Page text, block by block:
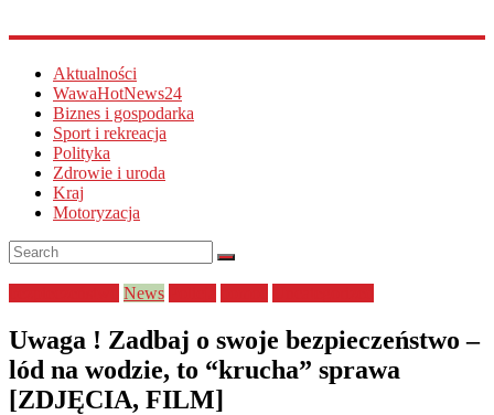
Aktualności
WawaHotNews24
Biznes i gospodarka
Sport i rekreacja
Polityka
Zdrowie i uroda
Kraj
Motoryzacja
News
Uwaga ! Zadbaj o swoje bezpieczeństwo –
lód na wodzie, to “krucha” sprawa
[ZDJĘCIA, FILM]